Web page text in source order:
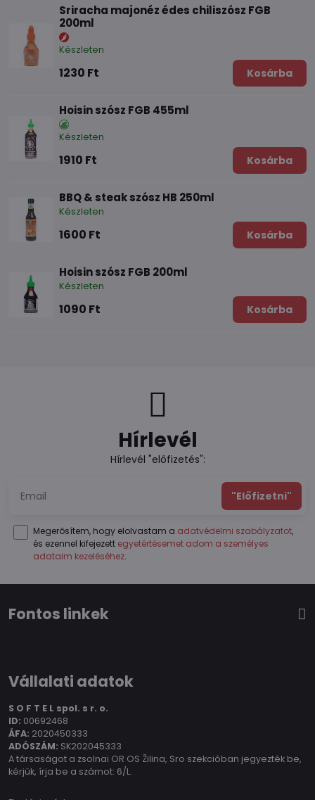
Sriracha majonéz édes chiliszósz FGB
200ml
Készleten
1230 Ft Kosárba
Hoisin szósz FGB 455ml
Készleten
1910 Ft Kosárba
BBQ & steak szósz HB 250ml
Készleten
1600 Ft Kosárba
Hoisin szósz FGB 200ml
Készleten
1090 Ft Kosárba
Hírlevél
Hírlevél "előfizetés":
"Előfizetni"
Megerősítem, hogy elolvastam a adatvédelmi szabályzatot,
és ezennel kifejezett egyetértésemet adom a személyes
adataim kezeléséhez.
Fontos linkek
Vállalati adatok
S O F T E L spol. s r. o.
ID: 00692468
ÁFA: 2020450333
ADÓSZÁM: SK202045333
A társaságot a zsolnai OR OS Žilina, Sro szekcióban jegyezték be,
kérjük, írja be a számot: 6/L.